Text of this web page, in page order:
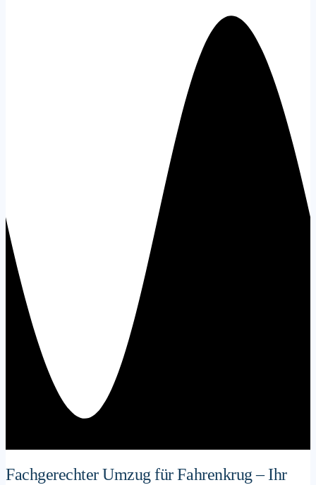
Fachgerechter Umzug für Fahrenkrug – Ihr